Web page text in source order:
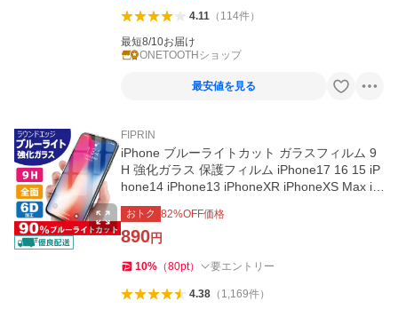
4.11（ 114件）
最短8/10お届け
ONETOOTHショップ
最安値を見る
FIPRIN
iPhone ブルーライトカット ガラスフィルム 9
H 強化ガラス 保護フィルム iPhone17 16 15 iP
hone14 iPhone13 iPhoneXR iPhoneXS Max iP
hone8 iPhone7
おトク 82%OFF価格
890円
10% （80pt） 要エントリー
4.38（ 1,169件）